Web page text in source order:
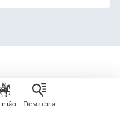
Descubra